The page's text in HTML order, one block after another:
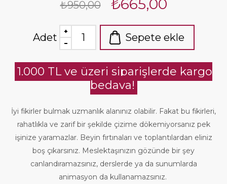
₺950,00 ₺665,00
Adet Sepete ekle
1.000 TL ve üzeri siparişlerde kargo
bedava!
İyi fikirler bulmak uzmanlık alanınız olabilir. Fakat bu fikirleri,
rahatlıkla ve zarif bir şekilde çizime dökemiyorsanız pek
işinize yaramazlar. Beyin fırtınaları ve toplantılardan eliniz
boş çıkarsınız. Meslektaşınızın gözünde bir şey
canlandıramazsınız, derslerde ya da sunumlarda
animasyon da kullanamazsınız.